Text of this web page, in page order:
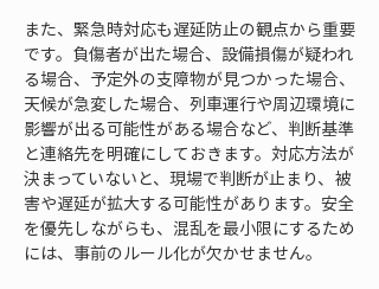
また、緊急時対応も遅延防止の観点から重要
です。負傷者が出た場合、設備損傷が疑われ
る場合、予定外の支障物が見つかった場合、
天候が急変した場合、列車運行や周辺環境に
影響が出る可能性がある場合など、判断基準
と連絡先を明確にしておきます。対応方法が
決まっていないと、現場で判断が止まり、被
害や遅延が拡大する可能性があります。安全
を優先しながらも、混乱を最小限にするため
には、事前のルール化が欠かせません。